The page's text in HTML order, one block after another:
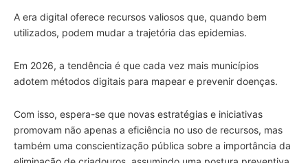
A era digital oferece recursos valiosos que, quando bem
utilizados, podem mudar a trajetória das epidemias.
Em 2026, a tendência é que cada vez mais municípios
adotem métodos digitais para mapear e prevenir doenças.
Com isso, espera-se que novas estratégias e iniciativas
promovam não apenas a eficiência no uso de recursos, mas
também uma conscientização pública sobre a importância da